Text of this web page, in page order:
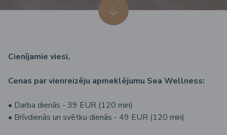
Cienījamie viesi,
Cenas par vienreizēju apmeklējumu Sea Wellness:
•⁠ ⁠Darba dienās - 39 EUR (120 min)
•⁠ ⁠Brīvdienās un svētku dienās - 49 EUR (120 min)